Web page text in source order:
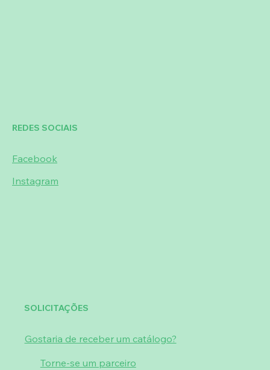
REDES SOCIAIS
Facebook
Instagram
SOLICITAÇÕES
Gostaria de receber um catálogo?
Torne-se um parceiro